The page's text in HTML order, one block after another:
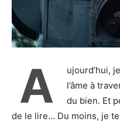
A
ujourd’hui,
l’âme à
du bien. Et
de le lire… Du moins, je